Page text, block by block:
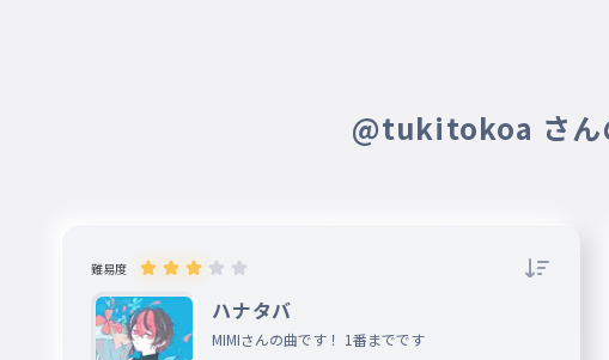
@tukitokoa さん
難易度
ハナタバ
MIMIさんの曲です！ 1番までです